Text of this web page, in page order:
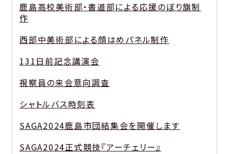
鹿島高校美術部・書道部による応援のぼり旗制
作
西部中美術部による顔はめパネル制作
131日前記念講演会
視察員の来会意向調査
シャトルバス時刻表
SAGA2024鹿島市団結集会を開催します
SAGA2024正式競技『アーチェリー』